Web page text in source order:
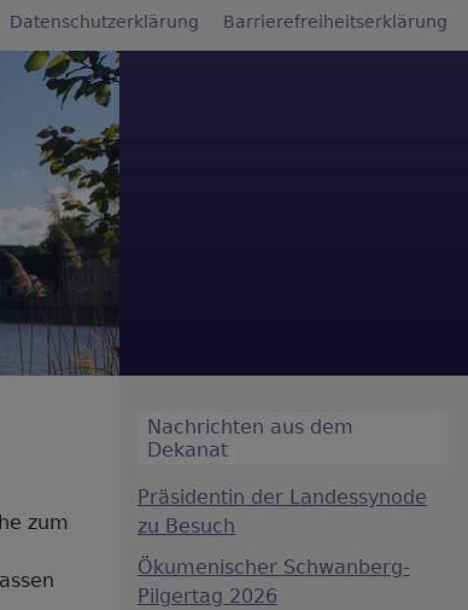
Datenschutzerklärung Barrierefreiheitserklärung
zum
Nachrichten aus dem
Dekanat
Präsidentin der Landessynode
zu Besuch
Ökumenischer Schwanberg-
Pilgertag 2026